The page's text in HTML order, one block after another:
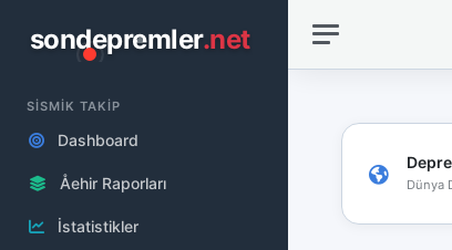
sondepremler.net
SİSMİK TAKİP
Dashboard
Åehir Raporları
İstatistikler
Dünya